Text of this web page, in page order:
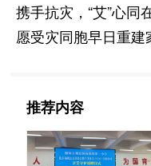
携手抗灾，“艾”心同
愿受灾同胞早日重建
推荐内容